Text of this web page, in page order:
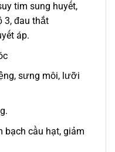
tim sung huyết,
3, đau thắt
áp.
sưng môi, lưỡi
bạch cầu hạt, giảm